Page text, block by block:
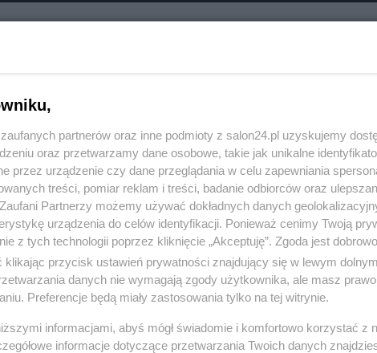
partnerów oraz inne podmioty z salon24.pl uzyskujemy
oraz przetwarzamy dane osobowe, takie jak unikalne
przez urządzenie czy dane przeglądania w celu zapewniania
treści, pomiar reklam i treści, badanie odbiorców oraz
Partnerzy możemy używać dokładnych danych
urządzenia do celów identyfikacji. Ponieważ cenimy Twoją
z tych technologii poprzez kliknięcie „Akceptuję”. Zgoda jest
klikając przycisk ustawień prywatności znajdujący się w lewym
danych nie wymagają zgody użytkownika, ale masz
Preferencje będą miały zastosowania tylko na tej witrynie.
informacjami, abyś mógł świadomie i komfortowo korzystać z
informacje dotyczące przetwarzania Twoich danych